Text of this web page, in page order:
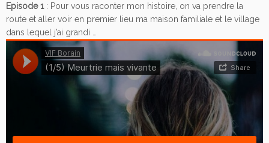
Episode 1: Pour vous raconter mon histoire, on va prendre la
route et aller voir en premier lieu ma maison familiale et le village
dans lequel j’ai grandi …